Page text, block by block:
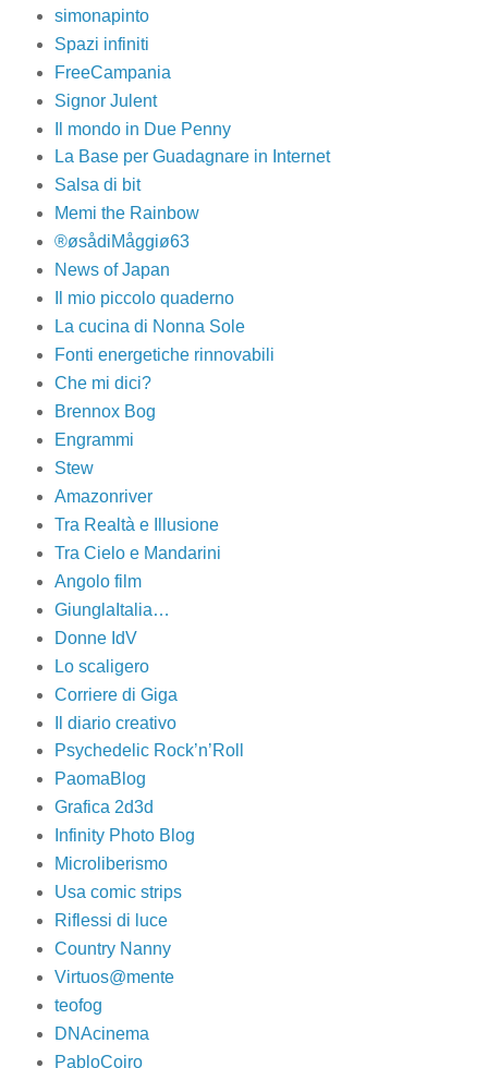
simonapinto
Spazi infiniti
FreeCampania
Signor Julent
Il mondo in Due Penny
La Base per Guadagnare in Internet
Salsa di bit
Memi the Rainbow
®øsådiMåggiø63
News of Japan
Il mio piccolo quaderno
La cucina di Nonna Sole
Fonti energetiche rinnovabili
Che mi dici?
Brennox Bog
Engrammi
Stew
Amazonriver
Tra Realtà e Illusione
Tra Cielo e Mandarini
Angolo film
GiunglaItalia…
Donne IdV
Lo scaligero
Corriere di Giga
Il diario creativo
Psychedelic Rock’n’Roll
PaomaBlog
Grafica 2d3d
Infinity Photo Blog
Microliberismo
Usa comic strips
Riflessi di luce
Country Nanny
Virtuos@mente
teofog
DNAcinema
PabloCoiro